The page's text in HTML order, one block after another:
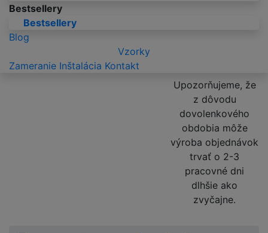
Bestsellery
Bestsellery
Blog
Vzorky
Zameranie Inštalácia Kontakt
Upozorňujeme, že
z dôvodu
dovolenkového
obdobia môže
výroba objednávok
trvať o 2-3
pracovné dni
dlhšie ako
zvyčajne.